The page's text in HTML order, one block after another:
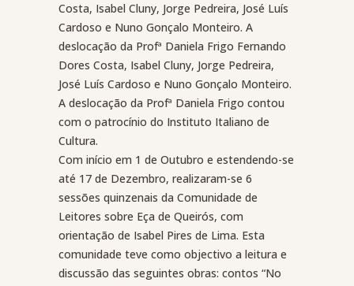
Costa, Isabel Cluny, Jorge Pedreira, José Luís
Cardoso e Nuno Gonçalo Monteiro. A
deslocação da Profª Daniela Frigo Fernando
Dores Costa, Isabel Cluny, Jorge Pedreira,
José Luís Cardoso e Nuno Gonçalo Monteiro.
A deslocação da Profª Daniela Frigo contou
com o patrocínio do Instituto Italiano de
Cultura.
Com início em 1 de Outubro e estendendo-se
até 17 de Dezembro, realizaram-se 6
sessões quinzenais da Comunidade de
Leitores sobre Eça de Queirós, com
orientação de Isabel Pires de Lima. Esta
comunidade teve como objectivo a leitura e
discussão das seguintes obras: contos “No